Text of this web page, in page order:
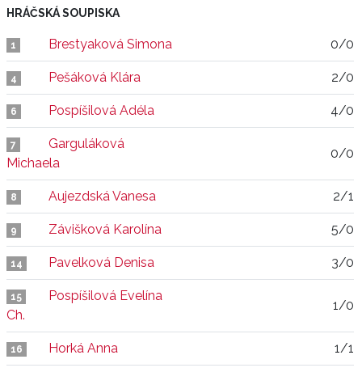
HRÁČSKÁ SOUPISKA
1 Brestyaková Simona 0/0
4 Pešáková Klára 2/0
6 Pospíšilová Adéla 4/0
7
Garguláková
Michaela
0/0
8 Aujezdská Vanesa 2/1
9 Závišková Karolína 5/0
14 Pavelková Denisa 3/0
15
Pospíšilová Evelína
Ch.
1/0
16 Horká Anna 1/1